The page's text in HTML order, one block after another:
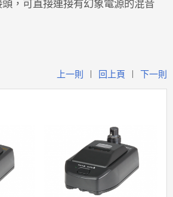
，可直接連接有幻象電源的混音
上一則 | 回上頁 | 下一則